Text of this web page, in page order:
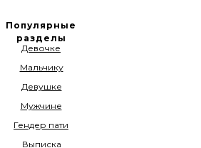
Популярные
разделы
Девочке
Мальчику
Девушке
Мужчине
Гендер пати
Выписка